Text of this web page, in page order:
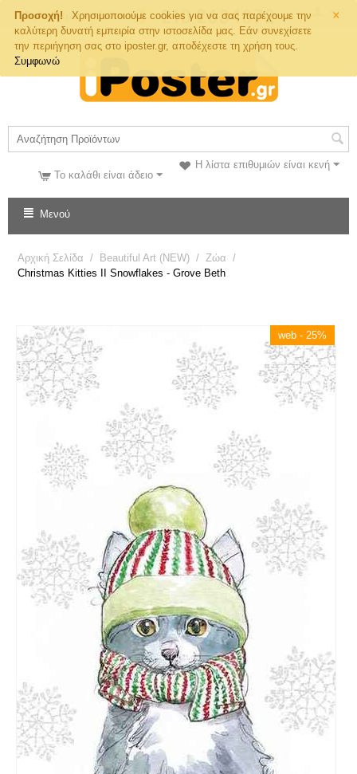
×
Προσοχή!
Χρησιμοποιούμε cookies για να σας παρέχουμε την
καλύτερη δυνατή εμπειρία στην ιστοσελίδα μας. Εάν συνεχίσετε
την περιήγηση σας στο iposter.gr, αποδέχεστε τη χρήση τους.
Συμφωνώ
Τηλ. Παραγγελιών
Η λίστα επιθυμιών είναι κενή
Το καλάθι είναι άδειο
Μενού
Αρχική Σελίδα / Beautiful Art (NEW) / Ζώα /
Christmas Kitties II Snowflakes - Grove Beth
web - 25%